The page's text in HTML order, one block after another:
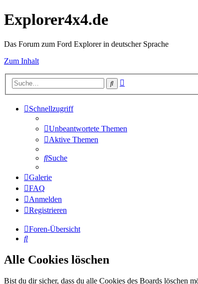
Explorer4x4.de
Das Forum zum Ford Explorer in deutscher Sprache
Zum Inhalt
Suche
Schnellzugriff
Unbeantwortete Themen
Aktive Themen
Suche
Galerie
FAQ
Anmelden
Registrieren
Foren-Übersicht
Suche
Alle Cookies löschen
Bist du dir sicher, dass du alle Cookies des Boards löschen